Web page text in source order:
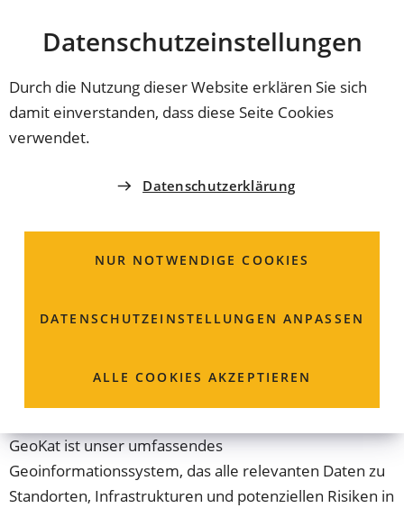
Datenschutz­einstellungen
Durch die Nutzung dieser Website erklären Sie sich
damit einverstanden, dass diese Seite Cookies
verwendet.
Datenschutzerklärung
NUR NOTWENDIGE COOKIES
DATENSCHUTZ­EINSTELLUNGEN ANPASSEN
ALLE COOKIES AKZEPTIEREN
INHALT ANSPRINGEN
Coburg
GeoKAT-Abfrage
GeoKat ist unser umfassendes
Geoinformationssystem, das alle relevanten Daten zu
Standorten, Infrastrukturen und potenziellen Risiken in